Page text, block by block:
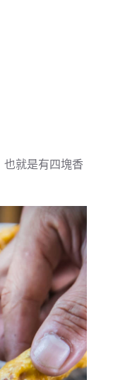
就是有四塊香